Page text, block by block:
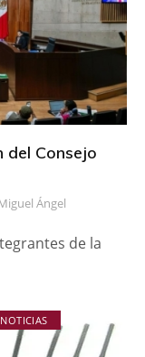
del Consejo
Ángel
de la